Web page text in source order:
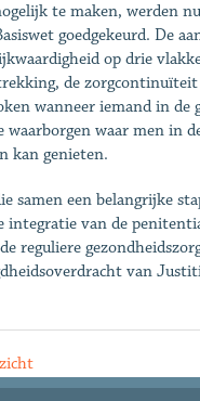
te maken, werden
goedgekeurd. De
op drie
de
wanneer iemand in de
waar men in
kan genieten.
samen een belangrijke
integratie van de
reguliere
van